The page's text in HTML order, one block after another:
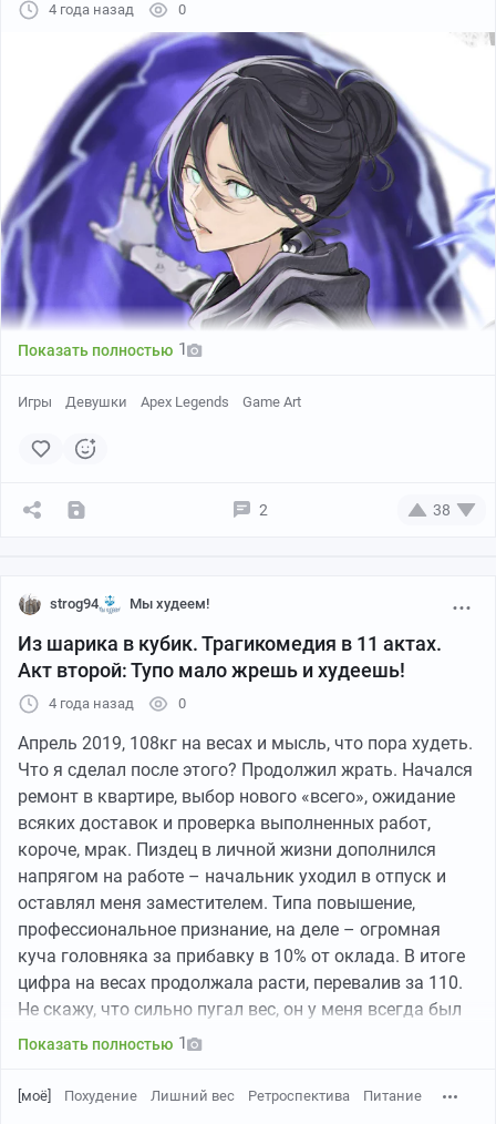
Куплена она была походя в киоске Роспечати. Текста,
как мне кажется, в ней почти не было, только
небольшие фразы людишек и крики мамонта)))
P.S. Пробовал искать по картинкам и это не "Как
поймать мамонта Усачева и Дмитриева".
4 года назад 0
Показать полностью 1
Игры Девушки Apex Legends Game Art
2 38
strog94 Мы худеем!
Из шарика в кубик. Трагикомедия в 11 актах.
Акт второй: Тупо мало жрешь и худеешь!
4 года назад 0
Апрель 2019, 108кг на весах и мысль, что пора худеть.
Что я сделал после этого? Продолжил жрать. Начался
ремонт в квартире, выбор нового «всего», ожидание
всяких доставок и проверка выполненных работ,
короче, мрак. Пиздец в личной жизни дополнился
напрягом на работе – начальник уходил в отпуск и
оставлял меня заместителем. Типа повышение,
профессиональное признание, на деле – огромная
куча головняка за прибавку в 10% от оклада. В итоге
цифра на весах продолжала расти, перевалив за 110.
Не скажу, что сильно пугал вес, он у меня всегда был
высоким (и активный спорт не особо помогает в плане
стороны), но физическая форма действительно
Показать полностью 1
[моё] Похудение Лишний вес Ретроспектива Питание